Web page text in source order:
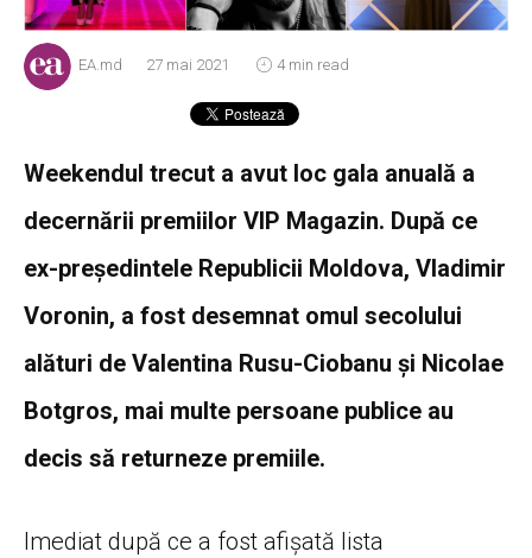
EA.md 27 mai 2021 4 min read
Weekendul trecut a avut loc gala anuală a
decernării premiilor VIP Magazin. După ce
ex-președintele Republicii Moldova, Vladimir
Voronin, a fost desemnat omul secolului
alături de Valentina Rusu-Ciobanu și Nicolae
Botgros, mai multe persoane publice au
decis să returneze premiile.
Imediat după ce a fost afișată lista